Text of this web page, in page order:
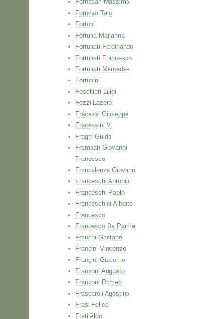
Fornasari Massimo
Fornovo Taro
Fortoni
Fortuna Marianna
Fortunati Ferdinando
Fortunati Francesco
Fortunati Mercedes
Fortunini
Foschieri Luigi
Fozzi Lazero
Fracassi Giuseppe
Fracassini V.
Fragni Guido
Frambati Giovanni
Francesco
Francalanza Giovanni
Franceschi Antonio
Franceschi Paolo
Franceschini Alberto
Francesco
Francesco Da Parma
Franchi Gaetano
Francini Vincenzo
Frangini Giacomo
Franzoni Augusto
Franzoni Romeo
Frascaroli Agostino
Frasi Felice
Frati Aldo